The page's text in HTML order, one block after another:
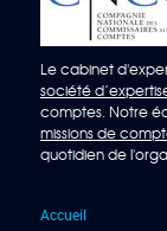
Le cabinet
société
comptes. Notre
missions de
quotidien de
Accueil